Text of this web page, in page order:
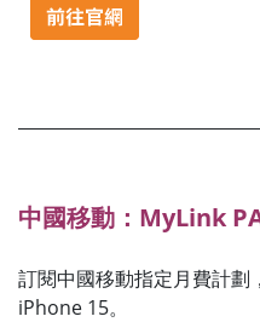
中國移動：MyLink
訂閱中國移動指定月費計劃
iPhone 15。